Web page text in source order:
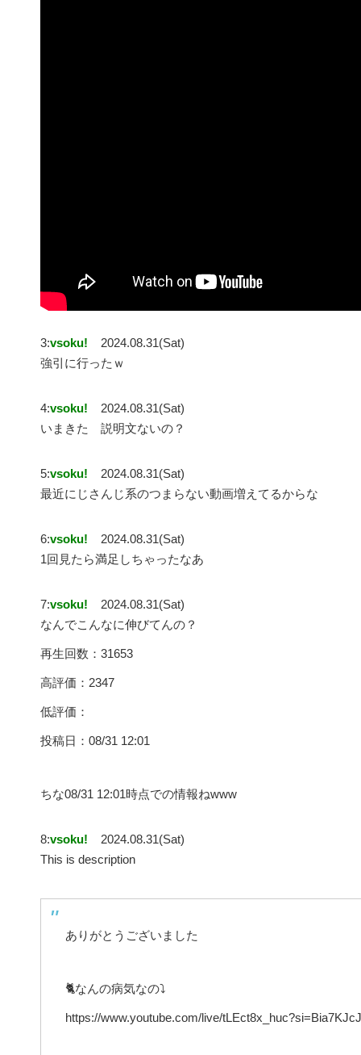
3:vsoku!
2024.08.31(Sat)
強引に行ったｗ
4:vsoku!
2024.08.31(Sat)
いまきた 説明文ないの？
5:vsoku!
2024.08.31(Sat)
最近にじさんじ系のつまらない動画増えてるからな
6:vsoku!
2024.08.31(Sat)
1回見たら満足しちゃったなあ
7:vsoku!
2024.08.31(Sat)
なんでこんなに伸びてんの？
再生回数：31653
高評価：2347
低評価：
投稿日：08/31 12:01
ちな08/31 12:01時点での情報ねwww
8:vsoku!
2024.08.31(Sat)
This is description
ありがとうございました
🐈なんの病気なの⤵︎
https://www.youtube.com/live/